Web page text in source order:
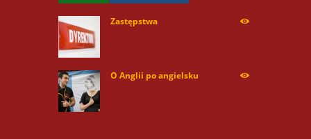
Zastępstwa
O Anglii po angielsku